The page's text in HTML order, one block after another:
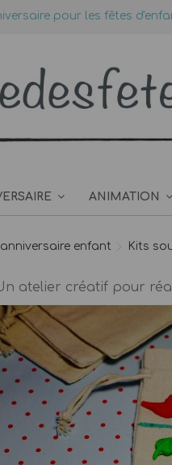
pour les fêtes
ANIMATION
enfant Kits
atelier créatif pour